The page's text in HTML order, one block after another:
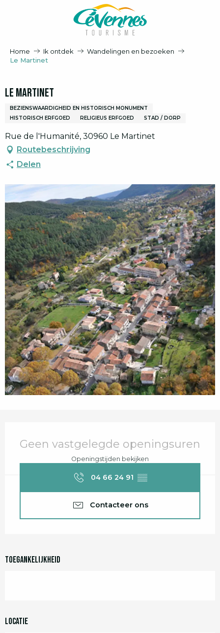
Home Ik ontdek
Wandelingen en bezoeken
Le Martinet
Le Martinet
BEZIENSWAARDIGHEID EN HISTORISCH MONUMENT
HISTORISCH ERFGOED
RELIGIEUS ERFGOED STAD / DORP
Rue de l'Humanité, 30960 Le Martinet
Routebeschrijving
Delen
Geen vastgelegde openingsuren
Openingstijden bekijken
04 66 24 91 ▒▒
Contacteer ons
Toegankelijkheid
Locatie